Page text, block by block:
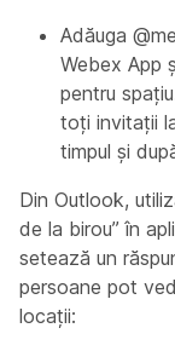
Adăuga
Webex App
pentru
toți invitații
timpul și
Din Outlook,
de la birou” în
setează un
persoane pot
locații: